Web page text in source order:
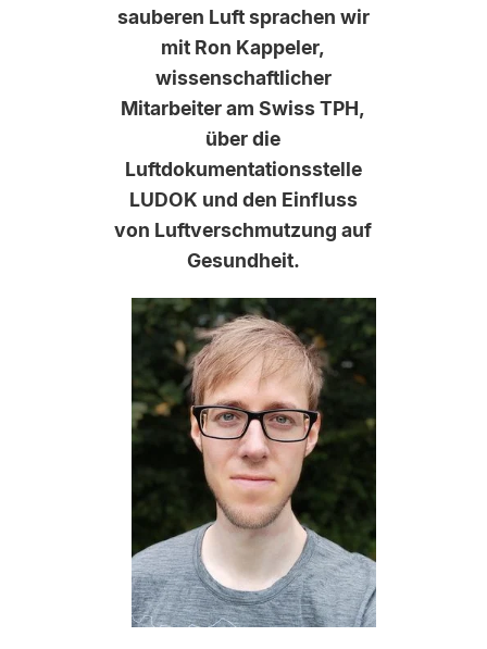
sauberen Luft sprachen wir
mit Ron Kappeler,
wissenschaftlicher
Mitarbeiter am Swiss TPH,
über die
Luftdokumentationsstelle
LUDOK und den Einfluss
von Luftverschmutzung auf
Gesundheit.